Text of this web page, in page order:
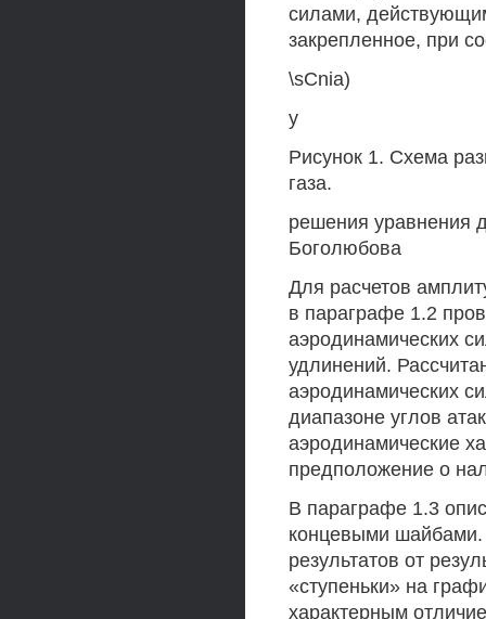
силами,
закрепленное, при
\sCnia)
у
Рисунок 1. Схема
газа.
решения уравнения
Боголюбова
Для расчетов
в параграфе 1.2
аэродинамических
удлинений.
аэродинамических
диапазоне углов
аэродинамические
предположение о
В параграфе 1.3
концевыми шайбами.
результатов от
«ступеньки» на
характерным